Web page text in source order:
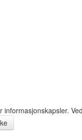
informasjonskapsler.